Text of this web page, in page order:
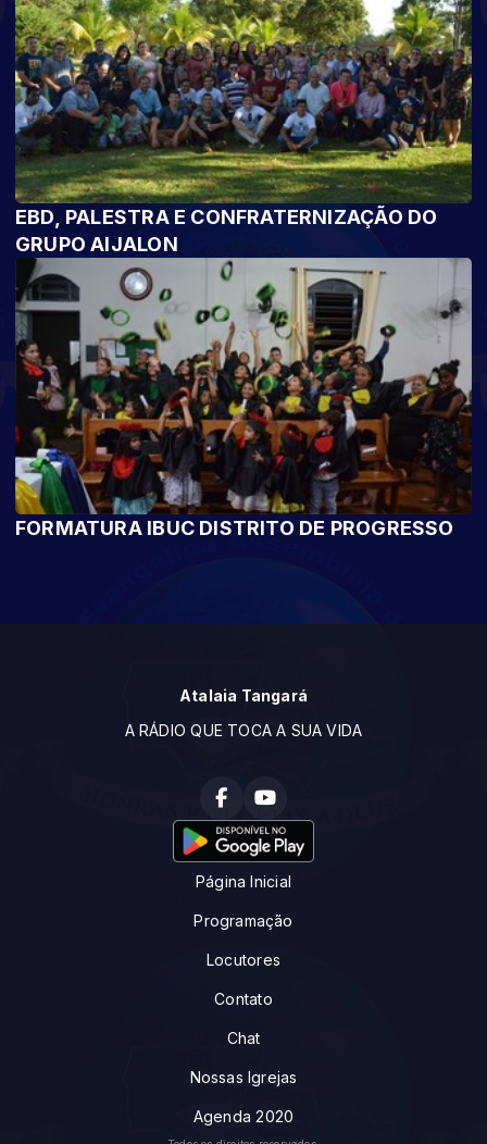
EBD, PALESTRA E CONFRATERNIZAÇÃO DO
GRUPO AIJALON
FORMATURA IBUC DISTRITO DE PROGRESSO
Atalaia Tangará
A RÁDIO QUE TOCA A SUA VIDA
Página Inicial
Programação
Locutores
Contato
Chat
Nossas Igrejas
Agenda 2020